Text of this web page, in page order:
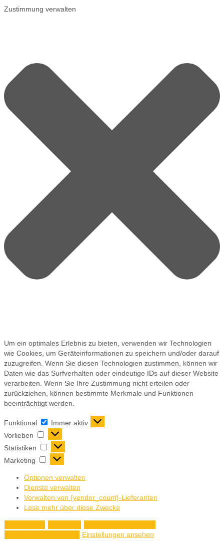
Zustimmung verwalten
Um ein optimales Erlebnis zu bieten, verwenden wir Technologien
wie Cookies, um Geräteinformationen zu speichern und/oder darauf
zuzugreifen. Wenn Sie diesen Technologien zustimmen, können wir
Daten wie das Surfverhalten oder eindeutige IDs auf dieser Website
verarbeiten. Wenn Sie Ihre Zustimmung nicht erteilen oder
zurückziehen, können bestimmte Merkmale und Funktionen
beeinträchtigt werden.
Funktional
Immer aktiv
Vorlieben
Statistiken
Marketing
Optionen verwalten
Dienste verwalten
Verwalten von {vendor_count}-Lieferanten
Lese mehr über diese Zwecke
Einstellungen ansehen